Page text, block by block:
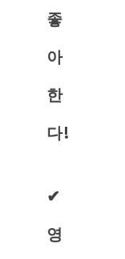
좋
아
한
다!
✔︎
영